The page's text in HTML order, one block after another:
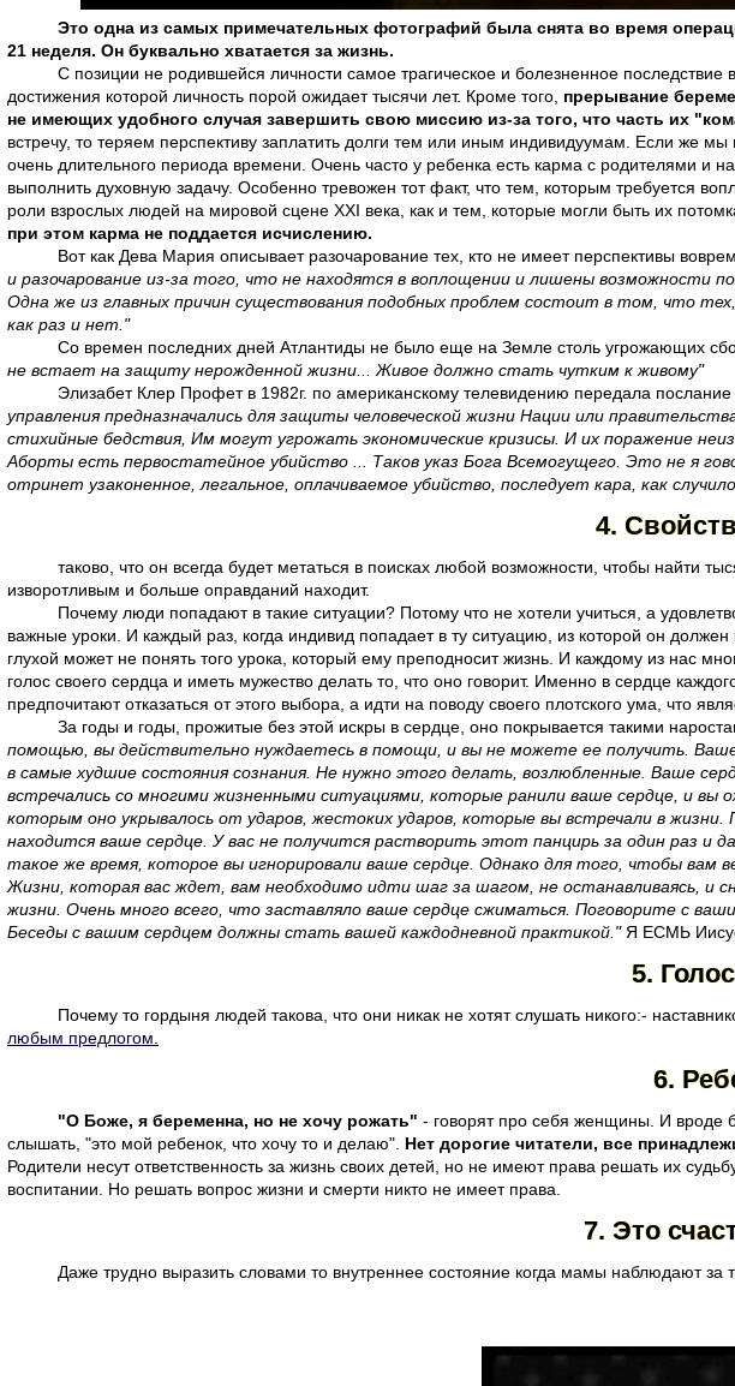
Это одна из самых примечательных фотографий была снята во время
21 неделя. Он буквально хватается за жизнь.
С позиции не родившейся личности самое трагическое и болезненное
достижения которой личность порой ожидает тысячи лет. Кроме того, прерывание
не имеющих удобного случая завершить свою миссию из-за того, что часть их
встречу, то теряем перспективу заплатить долги тем или иным индивидуумам. Если же
очень длительного периода времени. Очень часто у ребенка есть карма с родителями и
выполнить духовную задачу. Особенно тревожен тот факт, что тем, которым требуется
роли взрослых людей на мировой сцене XXI века, как и тем, которые могли быть их
при этом карма не поддается исчислению.
Вот как Дева Мария описывает разочарование тех, кто не имеет перспективы
и разочарование из-за того, что не находятся в воплощении и лишены возможности
Одна же из главных причин существования подобных проблем состоит в том, что
как раз и нет."
Со времен последних дней Атлантиды не было еще на Земле столь угрожающих
не встает на защиту нерожденной жизни... Живое должно стать чутким к живому"
Элизабет Клер Профет в 1982г. по американскому телевидению передала
управления предназначались для защиты человеческой жизни Нации или
стихийные бедствия, Им могут угрожать экономические кризисы. И их поражение
Аборты есть первостатейное убийство ... Таков указ Бога Всемогущего. Это не я
отринет узаконенное, легальное, оплачиваемое убийство, последует кара, как
4.
таково, что он всегда будет метаться в поисках любой возможности, чтобы найти
изворотливым и больше оправданий находит.
Почему люди попадают в такие ситуации? Потому что не хотели учиться, а
важные уроки. И каждый раз, когда индивид попадает в ту ситуацию, из которой он
глухой может не понять того урока, который ему преподносит жизнь. И каждому из нас
голос своего сердца и иметь мужество делать то, что оно говорит. Именно в сердце
предпочитают отказаться от этого выбора, а идти на поводу своего плотского ума, что
За годы и годы, прожитые без этой искры в сердце, оно покрывается такими
помощью, вы действительно нуждаетесь в помощи, и вы не можете ее получить.
в самые худшие состояния сознания. Не нужно этого делать, возлюбленные. Ваше
встречались со многими жизненными ситуациями, которые ранили ваше сердце, и вы
которым оно укрывалось от ударов, жестоких ударов, которые вы встречали в
находится ваше сердце. У вас не получится растворить этот панцирь за один раз
такое же время, которое вы игнорировали ваше сердце. Однако для того, чтобы вам
Жизни, которая вас ждет, вам необходимо идти шаг за шагом, не останавливаясь, и
жизни. Очень много всего, что заставляло ваше сердце сжиматься. Поговорите с
Беседы с вашим сердцем должны стать вашей каждодневной практикой."Я ЕСМЬ
5.
Почему то гордыня людей такова, что они никак не хотят слушать никого:-
любым предлогом.
6.
"О Боже, я беременна, но не хочу рожать" - говорят про себя женщины. И вроде
слышать, "это мой ребенок, что хочу то и делаю". Нет дорогие читатели, все
Родители несут ответственность за жизнь своих детей, но не имеют права решать их
воспитании. Но решать вопрос жизни и смерти никто не имеет права.
7. Это
Даже трудно выразить словами то внутреннее состояние когда мамы наблюдают